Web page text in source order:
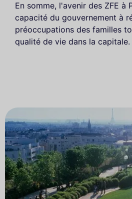
En somme, l'avenir des ZFE à
capacité du gouvernement à
préoccupations des familles
qualité de vie dans la capitale.